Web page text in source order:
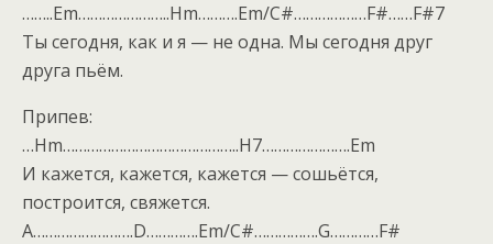
……..Em…………………..Hm……….Em/C#………………F#……F#7
Ты сегодня, как и я — не одна. Мы сегодня друг
друга пьём.
Припев:
…Hm……………………………………..H7………………….Em
И кажется, кажется, кажется — сошьётся,
построится, свяжется.
A…………………….D………….Em/C#…………….G…………F#